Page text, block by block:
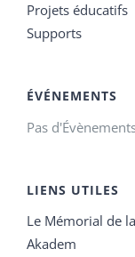
Projets éducatifs
Supports
ÉVÉNEMENTS
Pas
LIENS UTILES
Le Mémorial de
Akadem